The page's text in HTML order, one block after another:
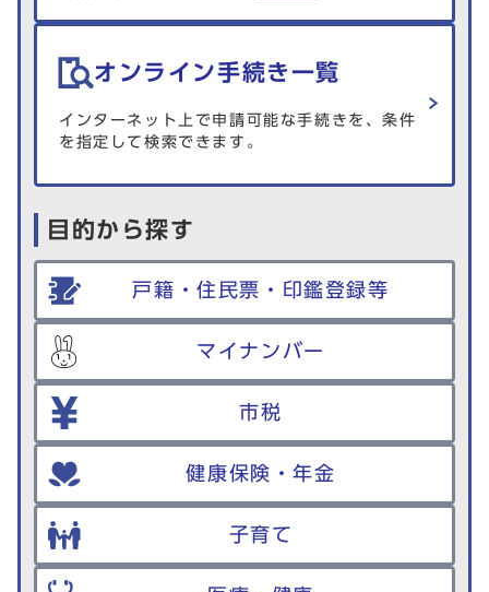
オンライン手続き一覧
インターネット上で申請可能な手続きを、条件
を指定して検索できます。
目的から探す
戸籍・住民票・印鑑登録等
マイナンバー
市税
健康保険・年金
子育て